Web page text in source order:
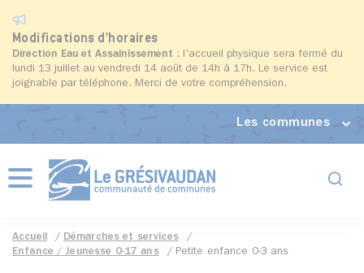
Modifications d'horaires
Direction Eau et Assainissement : l'accueil physique sera fermé du
lundi 13 juillet au vendredi 14 août de 14h à 17h. Le service est
joignable par téléphone. Merci de votre compréhension.
Les communes
Menu
Accueil
Démarches et services
Enfance / Jeunesse 0-17 ans
Petite enfance 0-3 ans